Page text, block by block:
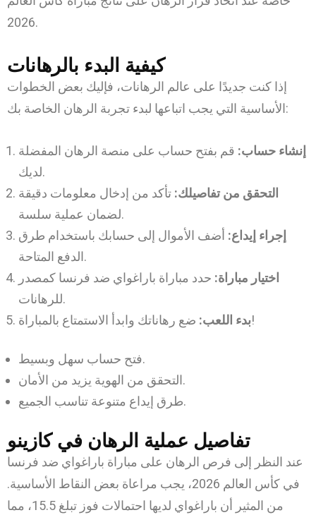
2026.
كيفية البدء بالرهانات
إذا كنت جديدًا على عالم الرهانات، فإليك بعض الخطوات
الأساسية التي يجب اتباعها لبدء تجربة الرهان الخاصة بك:
إنشاء حساب: قم بفتح حساب على منصة الرهان المفضلة
لديك.
التحقق من تفاصيلك: تأكد من إدخال معلومات دقيقة
لضمان عملية سلسة.
إجراء إيداع: أضف الأموال إلى حسابك باستخدام طرق
الدفع المتاحة.
اختيار مباراة: حدد مباراة باراغواي ضد فرنسا كمصدر
للرهانات.
بدء اللعب:ضع رهاناتك وابدأ الاستمتاع بالمباراة!
فتح حساب سهل وبسيط.
التحقق من الهوية يزيد من الأمان.
طرق إيداع متنوعة تناسب الجميع.
تفاصيل عملية الرهان في كازينو
عند النظر إلى فرص الرهان على مباراة باراغواي ضد فرنسا
في كأس العالم 2026، يجب مراعاة بعض النقاط الأساسية.
من المثير أن باراغواي لديها احتمالات فوز تبلغ 15.5، مما